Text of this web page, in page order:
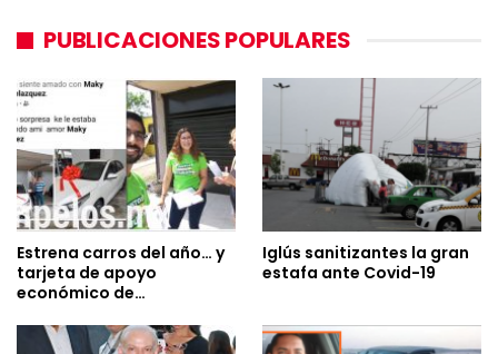
PUBLICACIONES POPULARES
Estrena carros del año… y
tarjeta de apoyo
económico de…
Iglús sanitizantes la gran
estafa ante Covid-19